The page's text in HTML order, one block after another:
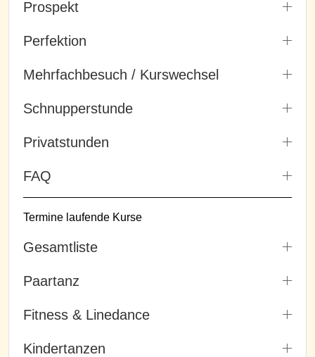
Prospekt
Perfektion
Mehrfachbesuch / Kurswechsel
Schnupperstunde
Privatstunden
FAQ
Termine laufende Kurse
Gesamtliste
Paartanz
Fitness & Linedance
Kindertanzen